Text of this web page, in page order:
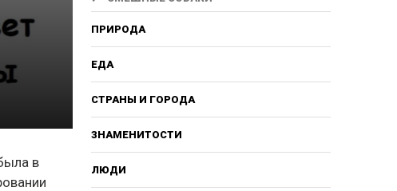
в
ПРИРОДА
ЕДА
СТРАНЫ И ГОРОДА
ЗНАМЕНИТОСТИ
ЛЮДИ